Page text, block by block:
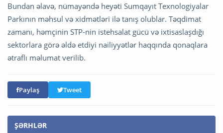
Bundan əlavə, nümayəndə heyəti Sumqayıt Texnologiyalar
Parkının məhsul və xidmətləri ilə tanış olublar. Təqdimat
zamanı, həmçinin STP-nin istehsalat gücü və ixtisaslaşdığı
sektorlara görə əldə etdiyi nailiyyətlər haqqında qonaqlara
ətraflı məlumat verilib.
Paylaş Tweet
ŞƏRHLƏR